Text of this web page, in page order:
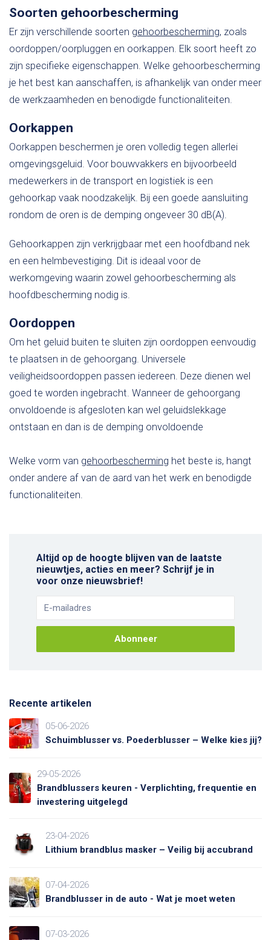
Soorten gehoorbescherming
Er zijn verschillende soorten gehoorbescherming, zoals
oordoppen/oorpluggen en oorkappen. Elk soort heeft zo
zijn specifieke eigenschappen. Welke gehoorbescherming
je het best kan aanschaffen, is afhankelijk van onder meer
de werkzaamheden en benodigde functionaliteiten.
Oorkappen
Oorkappen beschermen je oren volledig tegen allerlei
omgevingsgeluid. Voor bouwvakkers en bijvoorbeeld
medewerkers in de transport en logistiek is een
gehoorkap vaak noodzakelijk. Bij een goede aansluiting
rondom de oren is de demping ongeveer 30 dB(A).
Gehoorkappen zijn verkrijgbaar met een hoofdband nek
en een helmbevestiging. Dit is ideaal voor de
werkomgeving waarin zowel gehoorbescherming als
hoofdbescherming nodig is.
Oordoppen
Om het geluid buiten te sluiten zijn oordoppen eenvoudig
te plaatsen in de gehoorgang. Universele
veiligheidsoordoppen passen iedereen. Deze dienen wel
goed te worden ingebracht. Wanneer de gehoorgang
onvoldoende is afgesloten kan wel geluidslekkage
ontstaan en dan is de demping onvoldoende
Welke vorm van gehoorbescherming het beste is, hangt
onder andere af van de aard van het werk en benodigde
functionaliteiten.
Altijd op de hoogte blijven van de laatste
nieuwtjes, acties en meer? Schrijf je in
voor onze nieuwsbrief!
Abonneer
Recente artikelen
05-06-2026
Schuimblusser vs. Poederblusser – Welke kies jij?
29-05-2026
Brandblussers keuren - Verplichting, frequentie en
investering uitgelegd
23-04-2026
Lithium brandblus masker – Veilig bij accubrand
07-04-2026
Brandblusser in de auto - Wat je moet weten
07-03-2026